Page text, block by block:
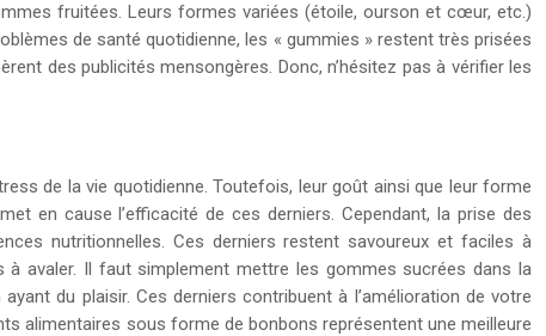
fruitées. Leurs formes variées (étoile, ourson et cœur, etc.)
de santé quotidienne, les « gummies » restent très prisées
des publicités mensongères. Donc, n’hésitez pas à vérifier les
de la vie quotidienne. Toutefois, leur goût ainsi que leur forme
en cause l’efficacité de ces derniers. Cependant, la prise des
nutritionnelles. Ces derniers restent savoureux et faciles à
avaler. Il faut simplement mettre les gommes sucrées dans la
du plaisir. Ces derniers contribuent à l’amélioration de votre
alimentaires sous forme de bonbons représentent une meilleure